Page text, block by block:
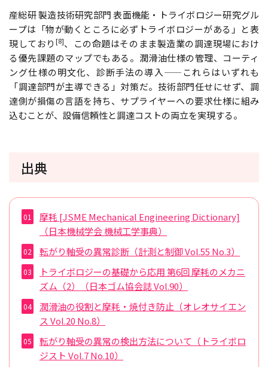
産総研 製造技術研究部門 表面機能・トライボロジー研究グル
ープは「物が動くところに必ずトライボロジーがある」と表
現しており [8]、この命題はそのまま製造業の調達現場におけ
る優先課題のマップでもある。潤滑油仕様の管理、コーティ
ング仕様の明文化、診断手法の導入——これらはいずれも
「調達部門が主導できる」対策だ。技術部門任せにせず、調
達側が損傷の言語を持ち、サプライヤーへの要求仕様に組み
込むことが、設備信頼性と調達コストの両立を実現する。
出典
摩耗 [JSME Mechanical Engineering Dictionary]
（日本機械学会 機械工学事典）
転がり軸受の異常診断（計測と制御 Vol.55 No.3）
トライボロジーの基礎から応用 第6回 摩耗のメカニ
ズム（2）（日本ゴム協会誌 Vol.90）
潤滑油の役割と摩耗・焼付き防止（オレオサイエン
ス Vol.20 No.8）
転がり軸受の異常の検出方法について（トライボロ
ジスト Vol.7 No.10）